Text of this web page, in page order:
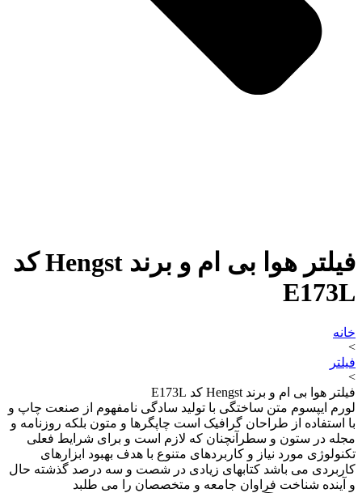
فیلتر هوا بی ام و برند Hengst کد
E173L
خانه
>
فیلتر
>
فیلتر هوا بی ام و برند Hengst کد E173L
لورم ایپسوم متن ساختگی با تولید سادگی نامفهوم از صنعت چاپ و
با استفاده از طراحان گرافیک است چاپگرها و متون بلکه روزنامه و
مجله در ستون و سطرآنچنان که لازم است و برای شرایط فعلی
تکنولوژی مورد نیاز و کاربردهای متنوع با هدف بهبود ابزارهای
کاربردی می باشد کتابهای زیادی در شصت و سه درصد گذشته حال
و آینده شناخت فراوان جامعه و متخصصان را می طلبد